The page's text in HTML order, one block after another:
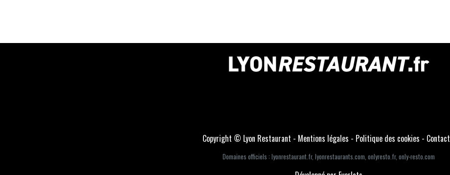
Copyright © Lyon Restaurant - Mentions légales - Politique des cookies - Contact
Domaines officiels : lyonrestaurant.fr, lyonrestaurants.com, onlyresto.fr, only-resto.com